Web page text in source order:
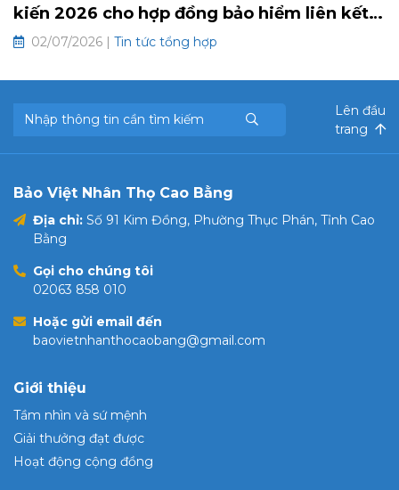
kiến 2026 cho hợp đồng bảo hiểm liên kết
chung và hưu trí tự nguyện
02/07/2026 | Tin tức tổng hợp
Lên đầu
trang
Bảo Việt Nhân Thọ Cao Bằng
Địa chỉ: Số 91 Kim Đồng, Phường Thục Phán, Tỉnh Cao
Bằng
Gọi cho chúng tôi
02063 858 010
Hoặc gửi email đến
baovietnhanthocaobang@gmail.com
Giới thiệu
Tầm nhìn và sứ mệnh
Giải thưởng đạt được
Hoạt động cộng đồng